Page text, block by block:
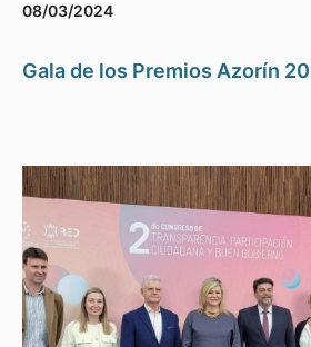
08/03/2024
Gala de los Premios Azorín